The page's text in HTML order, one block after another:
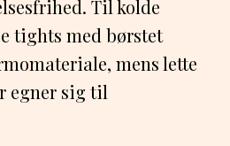
Til kolde
tights med børstet
mens lette
egner sig til